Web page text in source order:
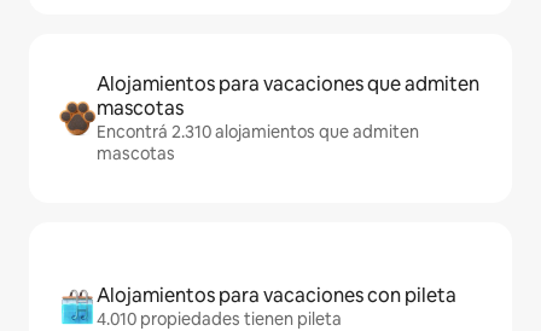
Alojamientos para vacaciones que admiten
mascotas
Encontrá 2.310 alojamientos que admiten
mascotas
Alojamientos para vacaciones con pileta
4.010 propiedades tienen pileta